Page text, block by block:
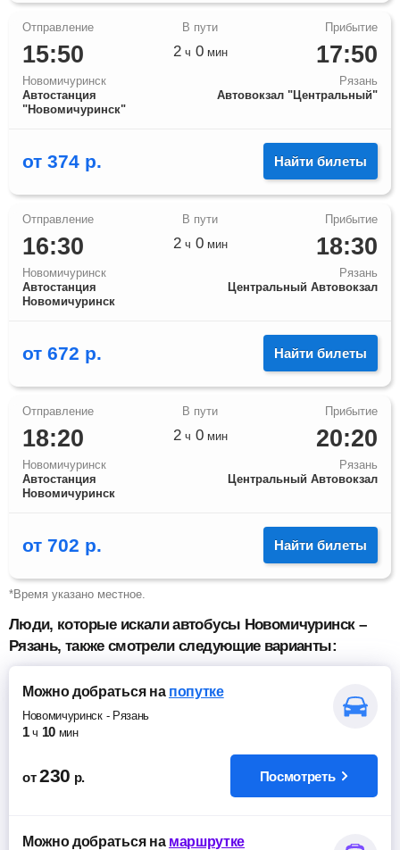
15:50
Новомичуринск
Автостанция
"Новомичуринск"
17:50
Рязань
Автовокзал "Центральный"
2ч 0мин
от 374 р. Найти билеты
16:30
Новомичуринск
Автостанция
Новомичуринск
18:30
Рязань
Центральный Автовокзал
2ч 0мин
от 672 р. Найти билеты
18:20
Новомичуринск
Автостанция
Новомичуринск
20:20
Рязань
Центральный Автовокзал
2ч 0мин
от 702 р. Найти билеты
*Время указано местное.
Люди, которые искали автобусы Новомичуринск –
Рязань, также смотрели следующие варианты:
Можно добратьсяна попутке
Новомичуринск- Рязань
1 ч 10 мин
от 230 р. Посмотреть
Можно добратьсяна маршрутке